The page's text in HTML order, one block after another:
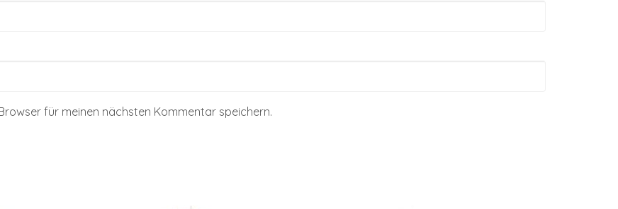
für meinen nächsten Kommentar speichern.